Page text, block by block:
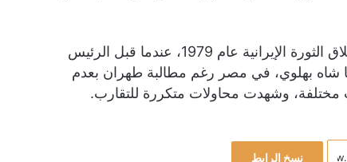
يذكر أن العلاقات بين القاهرة وطهران كانت قد توترت منذ انطلاق الثورة الإيرانية عام 1979، عندما قبل الرئيس
شاه بهلوي، في مصر رغم مطالبة طهران بعدم
مختلفة، وشهدت محاولات متكررة للتقارب.
نسخ الرابط